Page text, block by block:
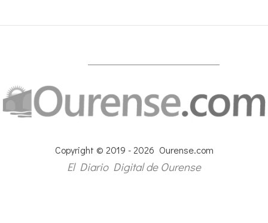
Copyright © 2019 - 2026 Ourense.com
El Diario Digital de Ourense